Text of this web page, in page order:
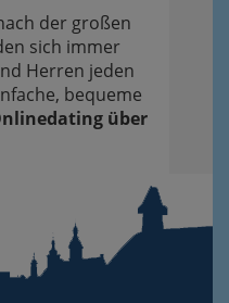
der großen
sich immer
Herren jeden
bequeme
über